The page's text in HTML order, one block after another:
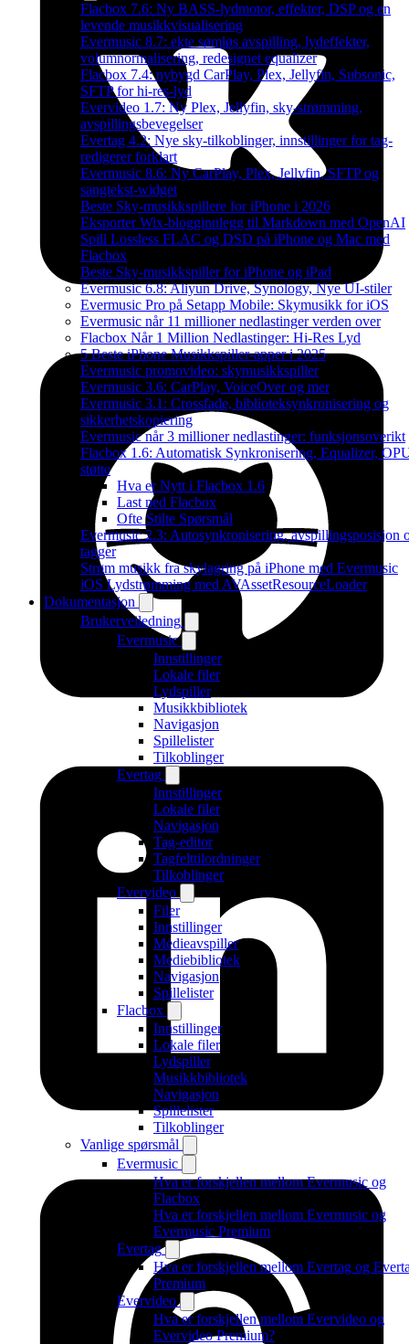
Flacbox 7.6: Ny BASS-lydmotor, effekter, DSP og en
levende musikkvisualisering
Evermusic 8.7: ekte sømløs avspilling, lydeffekter,
volumnormalisering, redesignet equalizer
Flacbox 7.4: nybygd CarPlay, Plex, Jellyfin, Subsonic,
SFTP for hi-res-lyd
Evervideo 1.7: Ny Plex, Jellyfin, sky-strømming,
avspillingsbevegelser
Evertag 4.2: Nye sky-tilkoblinger, innstillinger for tag-
redigerer forklart
Evermusic 8.6: Ny CarPlay, Plex, Jellyfin, SFTP og
sangtekst-widget
Beste Sky-musikkspillere for iPhone i 2026
Eksporter Wix-blogginnlegg til Markdown med OpenAI
Spill Lossless FLAC og DSD på iPhone og Mac med
Flacbox
Beste Sky-musikkspiller for iPhone og iPad
Evermusic 6.8: Aliyun Drive, Synology, Nye UI-stiler
Evermusic Pro på Setapp Mobile: Skymusikk for iOS
Evermusic når 11 millioner nedlastinger verden over
Flacbox Når 1 Million Nedlastinger: Hi-Res Lyd
5 Beste iPhone Musikkspiller-apper i 2025
Evermusic promovideo: skymusikkspiller
Evermusic 3.6: CarPlay, VoiceOver og mer
Evermusic 3.1: Crossfade, biblioteksynkronisering og
sikkerhetskopiering
Evermusic når 3 millioner nedlastinger: funksjonsoverikt
Flacbox 1.6: Automatisk Synkronisering, Equalizer,
støtte
Hva er Nytt i Flacbox 1.6
Last ned Flacbox
Ofte Stilte Spørsmål
Evermusic 2.3: Autosynkronisering, avspillingsposisjon
tagger
Strøm musikk fra skylagring på iPhone med Evermusic
iOS Lydstrømming med AVAssetResourceLoader
Dokumentasjon
Brukerveiledning
Evermusic
Innstillinger
Lokale filer
Lydspiller
Musikkbibliotek
Navigasjon
Spillelister
Tilkoblinger
Evertag
Innstillinger
Lokale filer
Navigasjon
Tag-editor
Tagfelttilordninger
Tilkoblinger
Evervideo
Filer
Innstillinger
Medieavspiller
Mediebibliotek
Navigasjon
Spillelister
Flacbox
Innstillinger
Lokale filer
Lydspiller
Musikkbibliotek
Navigasjon
Spillelister
Tilkoblinger
Vanlige spørsmål
Evermusic
Hva er forskjellen mellom Evermusic og
Flacbox
Hva er forskjellen mellom Evermusic og
Evermusic Premium
Evertag
Hva er forskjellen mellom Evertag og
Premium
Evervideo
Hva er forskjellen mellom Evervideo og
Evervideo Premium?